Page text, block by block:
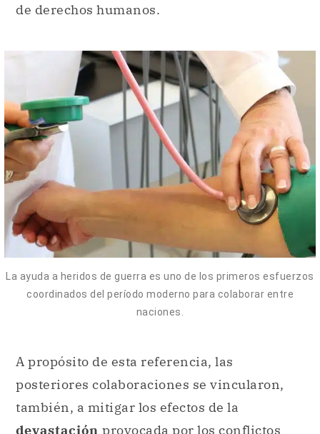
de derechos humanos.
La ayuda a heridos de guerra es uno de los primeros esfuerzos
coordinados del período moderno para colaborar entre
naciones.
A propósito de esta referencia, las
posteriores colaboraciones se vincularon,
también, a mitigar los efectos de la
devastación provocada por los conflictos